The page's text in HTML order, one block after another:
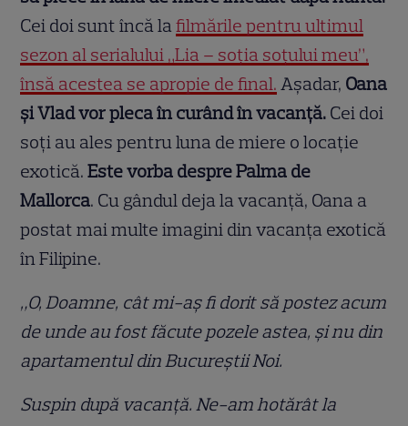
Cei doi sunt încă lafilmările pentru ultimul
sezon al serialului „Lia – soția soțului meu”,
însă acestea se apropie de final. Așadar, Oana
și Vlad vor pleca în curând în vacanță. Cei doi
soți au ales pentru luna de miere o locație
exotică.Este vorba despre Palma de
Mallorca. Cu gândul deja la vacanță, Oana a
postat mai multe imagini din vacanța exotică
în Filipine.
„O, Doamne, cât mi-aș fi dorit să postez acum
de unde au fost făcute pozele astea, și nu din
apartamentul din Bucureștii Noi.
Suspin după vacanță. Ne-am hotărât la